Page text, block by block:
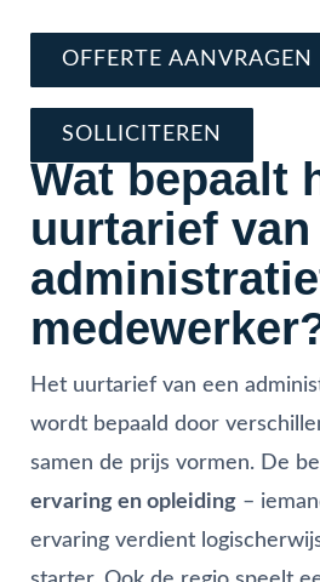
OFFERTE AANVRAGEN
SOLLICITEREN
Wat bepaalt
uurtarief van
Het uurtarief van een
wordt bepaald door
samen de prijs vormen. De
ervaring en opleiding –
ervaring verdient